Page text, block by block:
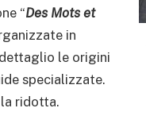
“Des Mots et
in
le origini
specializzate.
ridotta.